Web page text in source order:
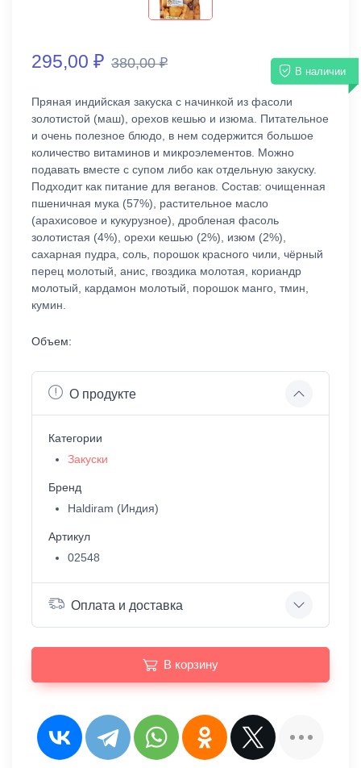
295,00 ₽ 380,00 ₽ В наличии
Пряная индийская закуска с начинкой из фасоли
золотистой (маш), орехов кешью и изюма. Питательное
и очень полезное блюдо, в нем содержится большое
количество витаминов и микроэлементов. Можно
подавать вместе с супом либо как отдельную закуску.
Подходит как питание для веганов. Состав: очищенная
пшеничная мука (57%), растительное масло
(арахисовое и кукурузное), дробленая фасоль
золотистая (4%), орехи кешью (2%), изюм (2%),
сахарная пудра, соль, порошок красного чили, чёрный
перец молотый, анис, гвоздика молотая, кориандр
молотый, кардамон молотый, порошок манго, тмин,
кумин.
Объем:
О продукте
Категории
Закуски
Бренд
Haldiram (Индия)
Артикул
02548
Оплата и доставка
В корзину